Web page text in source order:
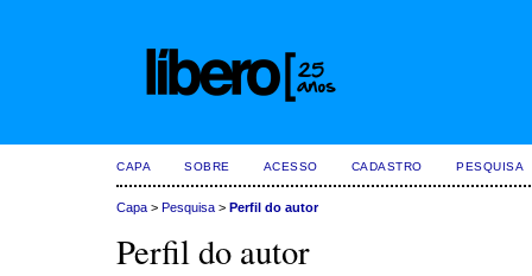
CAPA SOBRE ACESSO CADASTRO PESQUISA
Capa > Pesquisa > Perfil do autor
Perfil do autor